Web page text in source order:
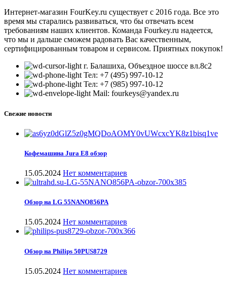
Интернет-магазин FourKey.ru существует с 2016 года. Все это
время мы старались развиваться, что бы отвечать всем
требованиям наших клиентов. Команда Fourkey.ru надеется,
что мы и дальше сможем радовать Вас качественным,
сертифицированным товаром и сервисом. Приятных покупок!
г. Балашиха, Объездное шоссе вл.8c2
Тел: +7 (495) 997-10-12
Тел: +7 (985) 997-10-12
Mail: fourkeys@yandex.ru
Свежие новости
Кофемашина Jura E8 обзор
15.05.2024 Нет комментариев
Обзор на LG 55NANO856PA
15.05.2024 Нет комментариев
Обзор на Philips 50PUS8729
15.05.2024 Нет комментариев